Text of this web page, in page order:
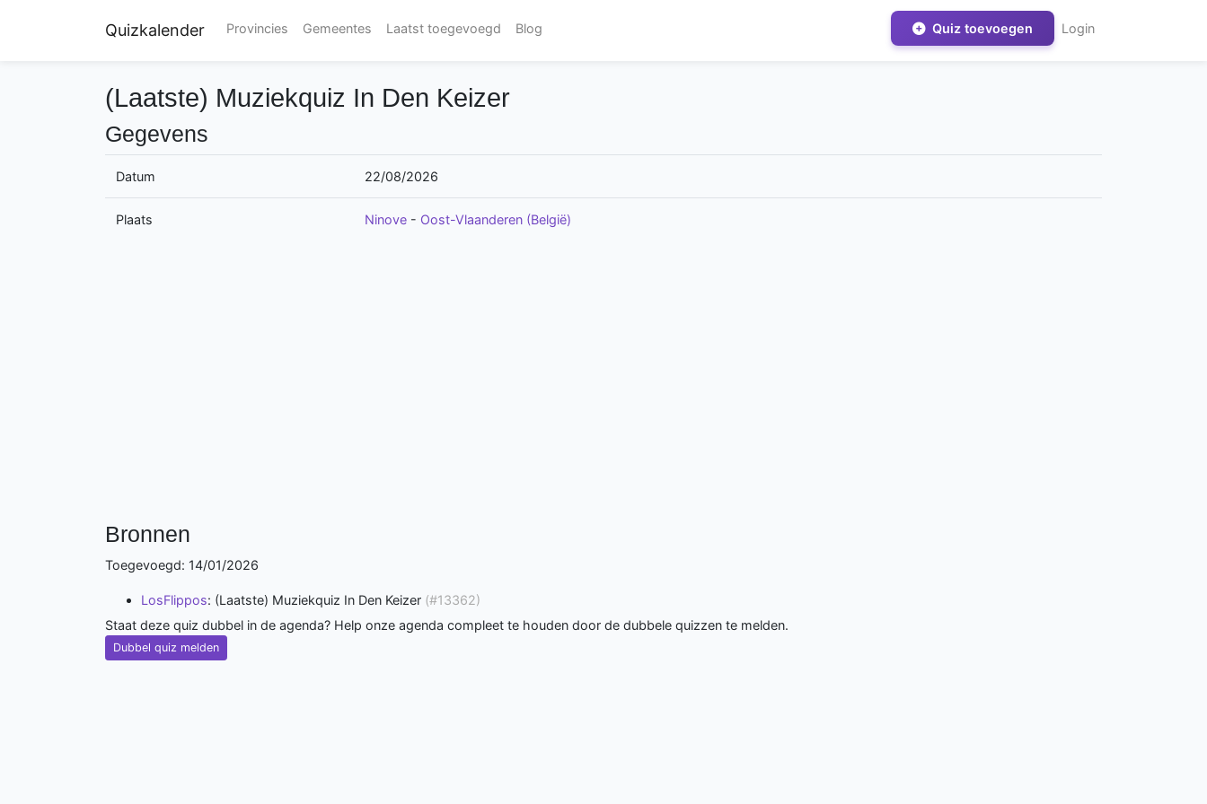
Quizkalender Provincies Gemeentes Laatst toegevoegd Blog Quiz toevoegen Login
(Laatste) Muziekquiz In Den Keizer
Gegevens
Datum 22/08/2026
Plaats Ninove - Oost-Vlaanderen (België)
Bronnen
Toegevoegd: 14/01/2026
LosFlippos: (Laatste) Muziekquiz In Den Keizer (#13362)
Staat deze quiz dubbel in de agenda? Help onze agenda compleet te houden door de dubbele quizzen te melden.
Dubbel quiz melden